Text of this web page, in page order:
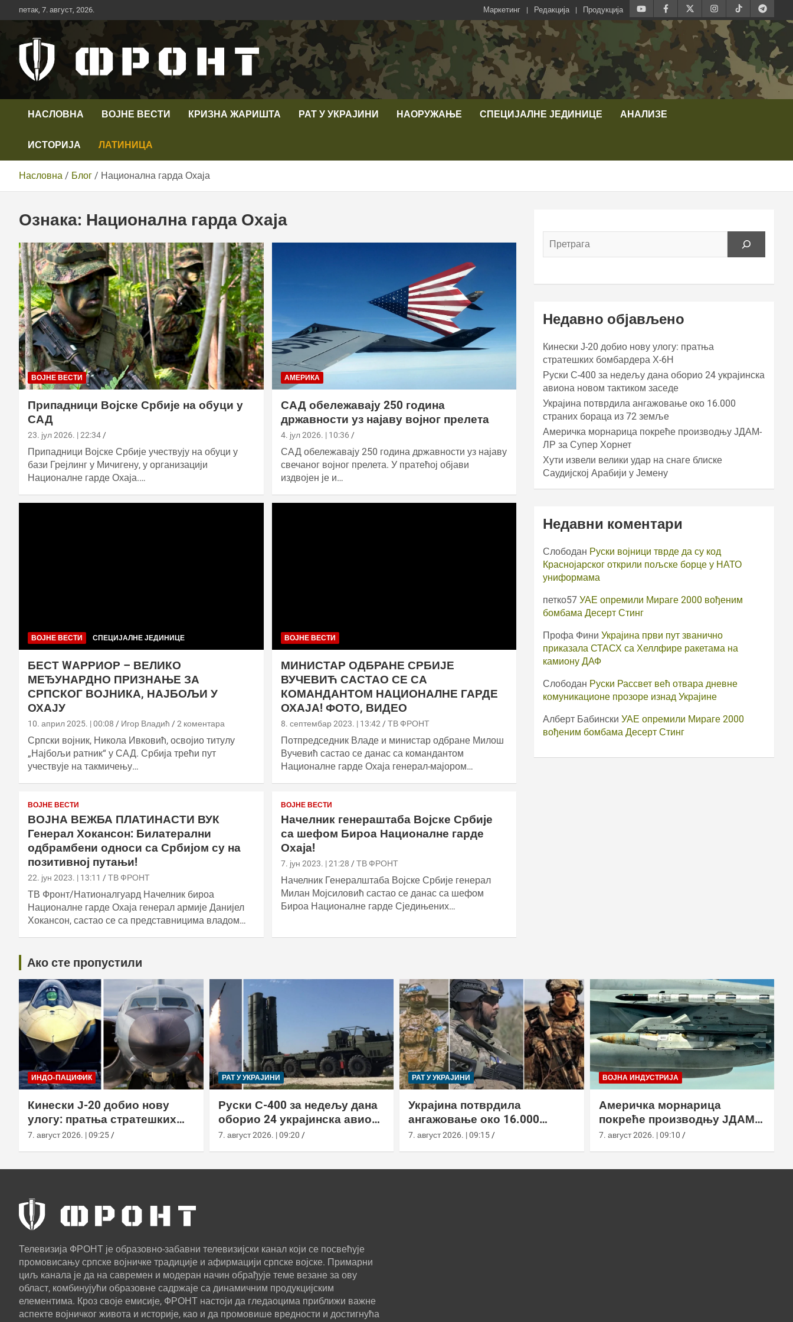
Скип
то
петак, 7. август, 2026. Маркетинг Редакција Продукција
Телевизија ФРОНТ
НАСЛОВНА ВОЈНЕ ВЕСТИ КРИЗНА ЖАРИШТА РАТ У УКРАЈИНИ НАОРУЖАЊЕ СПЕЦИЈАЛНЕ ЈЕДИНИЦЕ АНАЛИЗЕ
ИСТОРИЈА ЛАТИНИЦА
Насловна Блог Национална гарда Охаја
Ознака: Национална гарда Охаја
ВОЈНЕ ВЕСТИ
Припадници Војске Србије на обуци у
САД
23. јул 2026. | 22:34
Припадници Војске Србије учествују на обуци у
бази Грејлинг у Мичигену, у организацији
Националне гарде Охаја.…
АМЕРИКА
САД обележавају 250 година
државности уз најаву војног прелета
4. јул 2026. | 10:36
САД обележавају 250 година државности уз најаву
свечаног војног прелета. У пратећој објави
издвојен је и…
ВОЈНЕ ВЕСТИ СПЕЦИЈАЛНЕ ЈЕДИНИЦЕ
БЕСТ WАРРИОР – ВЕЛИКО
МЕЂУНАРДНО ПРИЗНАЊЕ ЗА
СРПСКОГ ВОЈНИКА, НАЈБОЉИ У
ОХАЈУ
10. април 2025. | 00:08 Игор Владић 2 коментара
Српски војник, Никола Ивковић, освојио титулу
„Најбољи ратник“ у САД. Србија трећи пут
учествује на такмичењу…
ВОЈНЕ ВЕСТИ
МИНИСТАР ОДБРАНЕ СРБИЈЕ
ВУЧЕВИЋ САСТАО СЕ СА
КОМАНДАНТОМ НАЦИОНАЛНЕ ГАРДЕ
ОХАЈА! ФОТО, ВИДЕО
8. септембар 2023. | 13:42 ТВ ФРОНТ
Потпредседник Владе и министар одбране Милош
Вучевић састао се данас са командантом
Националне гарде Охаја генерал-мајором…
ВОЈНЕ ВЕСТИ
ВОЈНА ВЕЖБА ПЛАТИНАСТИ ВУК
Генерал Хокансон: Билатерални
одбрамбени односи са Србијом су на
позитивној путањи!
22. јун 2023. | 13:11 ТВ ФРОНТ
ТВ Фронт/Натионалгуард Начелник бироа
Националне гарде Охаја генерал армије Данијел
Хокансон, састао се са представницима владом…
ВОЈНЕ ВЕСТИ
Начелник генераштаба Војске Србије
са шефом Бироа Националне гарде
Охаја!
7. јун 2023. | 21:28 ТВ ФРОНТ
Начелник Генералштаба Војске Србије генерал
Милан Мојсиловић састао се данас са шефом
Бироа Националне гарде Сједињених…
Недавно објављено
Кинески Ј-20 добио нову улогу: пратња
стратешких бомбардера Х-6Н
Руски С-400 за недељу дана оборио 24 украјинска
авиона новом тактиком заседе
Украјина потврдила ангажовање око 16.000
страних бораца из 72 земље
Америчка морнарица покреће производњу ЈДАМ-
ЛР за Супер Хорнет
Хути извели велики удар на снаге блиске
Саудијској Арабији у Јемену
Недавни коментари
Слободан Руски војници тврде да су код
Краснојарског открили пољске борце у НАТО
униформама
петко57 УАЕ опремили Мираге 2000 вођеним
бомбама Десерт Стинг
Профа Фини Украјина први пут званично
приказала СТАСХ са Хеллфире ракетама на
камиону ДАФ
Слободан Руски Рассвет већ отвара дневне
комуникационе прозоре изнад Украјине
Алберт Бабински УАЕ опремили Мираге 2000
вођеним бомбама Десерт Стинг
Ако сте пропустили
ИНДО-ПАЦИФИК
Кинески Ј-20 добио нову
улогу: пратња стратешких
бомбардера Х-6Н
7. август 2026. | 09:25
РАТ У УКРАЈИНИ
Руски С-400 за недељу дана
оборио 24 украјинска авиона
новом тактиком заседе
7. август 2026. | 09:20
РАТ У УКРАЈИНИ
Украјина потврдила
ангажовање око 16.000
страних бораца из 72 земље
7. август 2026. | 09:15
ВОЈНА ИНДУСТРИЈА
Америчка морнарица
покреће производњу ЈДАМ-
ЛР за Супер Хорнет
7. август 2026. | 09:10
Телевизија ФРОНТ је образовно-забавни телевизијски канал који се посвећује
промовисању српске војничке традиције и афирмацији српске војске. Примарни
циљ канала је да на савремен и модеран начин обрађује теме везане за ову
област, комбинујући образовне садржаје са динамичним продукцијским
елементима. Кроз своје емисије, ФРОНТ настоји да гледаоцима приближи важне
аспекте војничког живота и историје, као и да промовише вредности и достигнућа